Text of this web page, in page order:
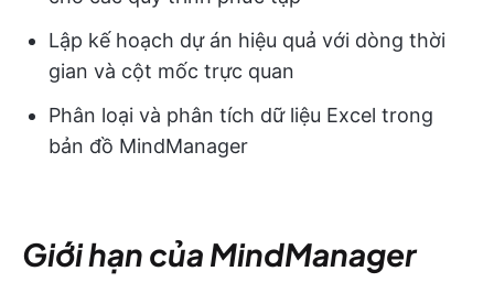
Lập kế hoạch dự án hiệu quả với dòng thời
gian và cột mốc trực quan
Phân loại và phân tích dữ liệu Excel trong
bản đồ MindManager
Giới hạn của MindManager